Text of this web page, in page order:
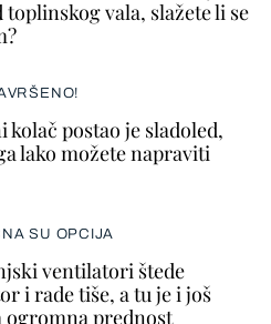
toplinskog vala, slažete li se
kolač postao je sladoled,
lako možete napraviti
SU OPCIJA
ventilatori štede
i rade tiše, a tu je i još
ogromna prednost